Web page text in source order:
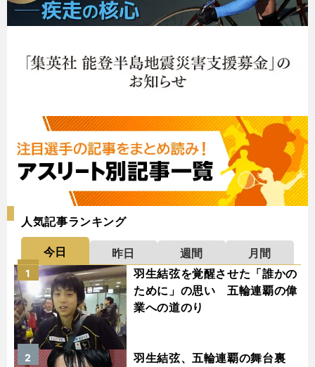
人気記事ランキング
今日 昨日 週間
月間
羽生結弦を覚醒させた「誰かの
ために」の思い 五輪連覇の偉
業への道のり
1
羽生結弦、五輪連覇の舞台裏
2